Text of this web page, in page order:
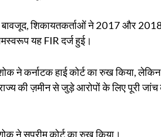
शिकायतकर्ताओं ने 2017 और 2018
यह FIR दर्ज हुई।
ने कर्नाटक हाई कोर्ट का रुख किया,
की ज़मीन से जुड़े आरोपों के लिए पूरी
ने सुप्रीम कोर्ट का रुख किया।